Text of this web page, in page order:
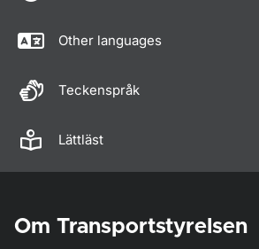
Other languages
Teckenspråk
Lättläst
Om Transportstyrelsen